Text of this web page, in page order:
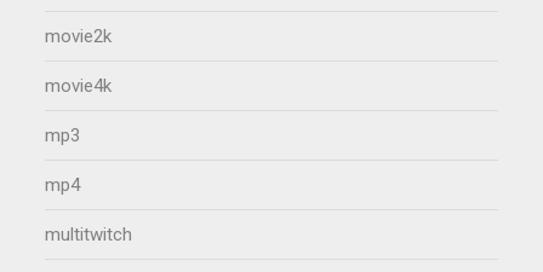
movie2k
movie4k
mp3
mp4
multitwitch